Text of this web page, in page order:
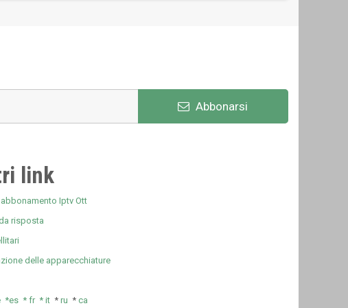
Abbonarsi
link
Iptv Ott
risposta
delle apparecchiature
*es *fr*it *ru *ca